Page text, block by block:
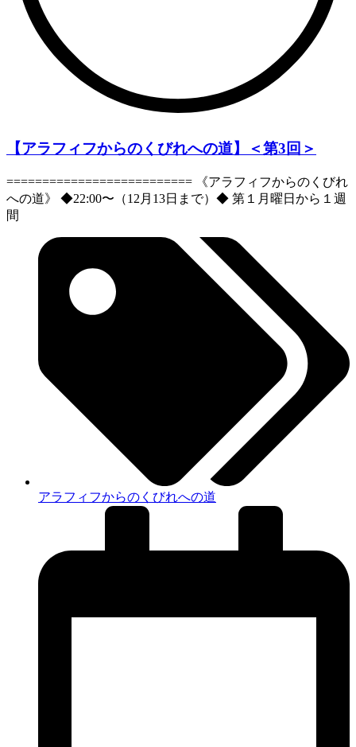
【アラフィフからのくびれへの道】＜第3回＞
========================== 《アラフィフからのくびれ
への道》 ◆22:00〜（12月13日まで）◆ 第１月曜日から１週
間
アラフィフからのくびれへの道